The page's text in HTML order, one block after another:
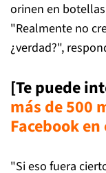
orinen en
"Realmente no
¿verdad?",
[Te puede
más de 500
Facebook
"Si eso fuera